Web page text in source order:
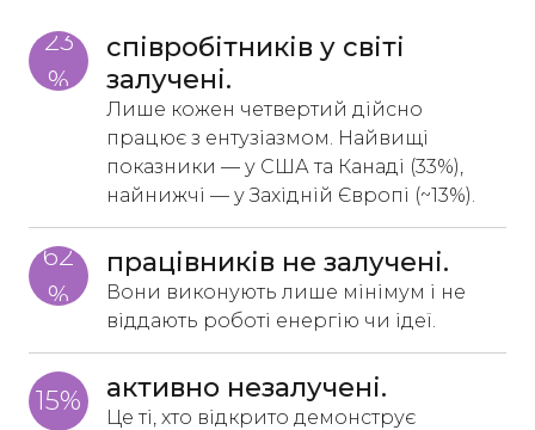
23
%
співробітників у світі
залучені.
Лише кожен четвертий дійсно
працює з ентузіазмом. Найвищі
показники — у США та Канаді (33%),
найнижчі — у Західній Європі (~13%).
62
%
працівників не залучені.
Вони виконують лише мінімум і не
віддають роботі енергію чи ідеї.
15% активно незалучені.
Це ті, хто відкрито демонструє